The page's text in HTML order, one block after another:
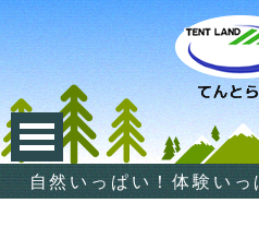
自然いっぱい！体験いっ